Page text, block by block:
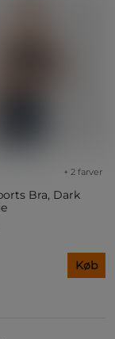
Bra, Dark
+ 2 farver
Køb